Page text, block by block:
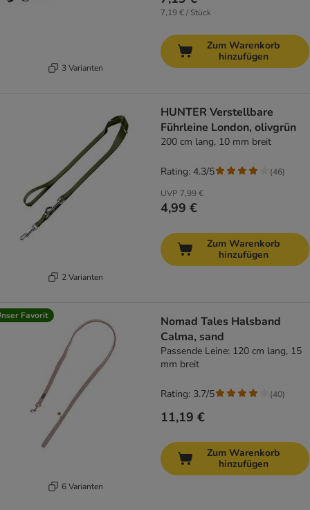
3 Varianten
7,19 € / Stück
Zum Warenkorb
hinzufügen
2 Varianten
HUNTER Verstellbare
Führleine London, olivgrün
200 cm lang, 10 mm breit
UVP 7,99 €
4,99 €
Rating: 4.3/5 (46)
Zum Warenkorb
hinzufügen
Favorit
6 Varianten
Nomad Tales Halsband
Calma, sand
Passende Leine: 120 cm lang, 15
mm breit
11,19 €
Rating: 3.7/5 (40)
Zum Warenkorb
hinzufügen